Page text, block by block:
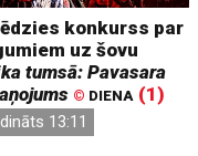
konkurss par
uz šovu
tumsā: Pavasara
© DIENA (1)
13:11